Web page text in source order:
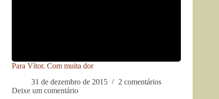
Para Vítor. Com muita dor
31 de dezembro de 2015
2 comentários
Deixe um comentário